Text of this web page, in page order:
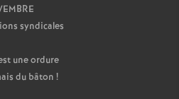
syndicales
une ordure
du bâton !